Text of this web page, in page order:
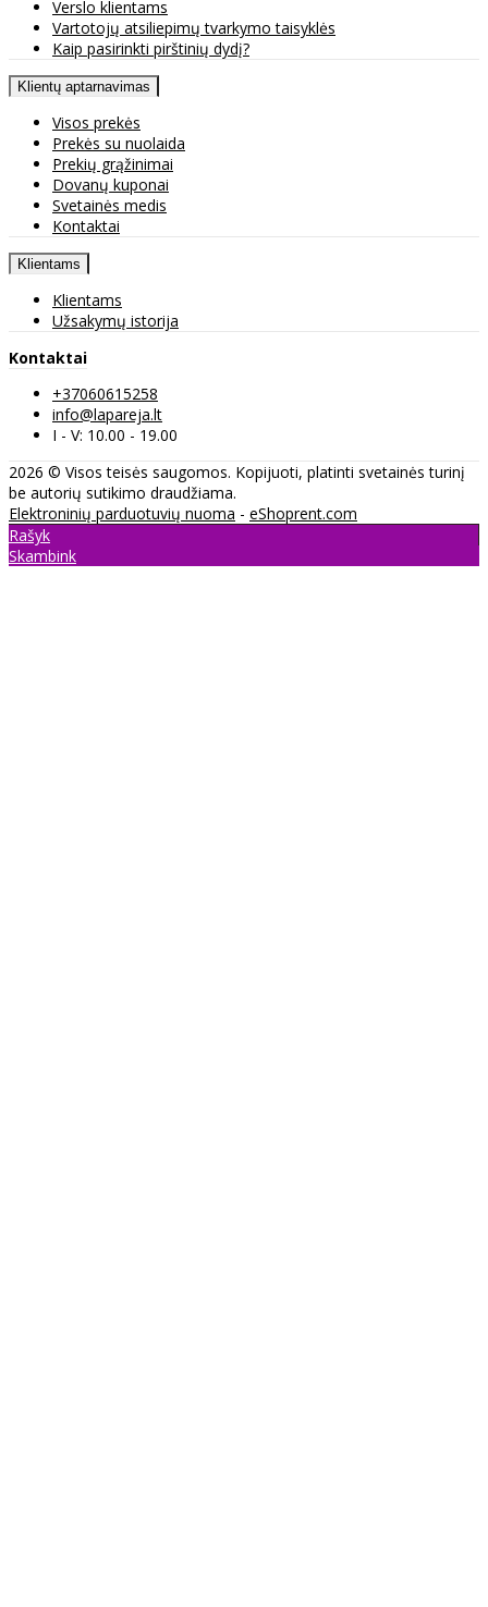
Verslo klientams
Vartotojų atsiliepimų tvarkymo taisyklės
Kaip pasirinkti pirštinių dydį?
Klientų aptarnavimas
Visos prekės
Prekės su nuolaida
Prekių grąžinimai
Dovanų kuponai
Svetainės medis
Kontaktai
Klientams
Klientams
Užsakymų istorija
Kontaktai
+37060615258
info@lapareja.lt
I - V: 10.00 - 19.00
2026 © Visos teisės saugomos. Kopijuoti, platinti svetainės turinį
be autorių sutikimo draudžiama.
Elektroninių parduotuvių nuoma - eShoprent.com
Rašyk
Skambink